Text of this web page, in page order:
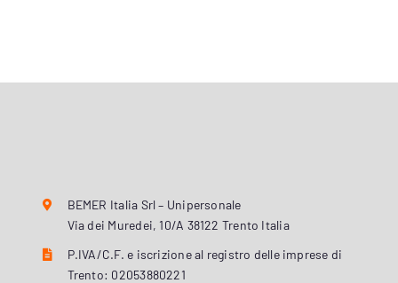
BEMER Italia Srl – Unipersonale
Via dei Muredei, 10/A 38122 Trento Italia
P.IVA/C.F. e iscrizione al registro delle imprese di
Trento: 02053880221